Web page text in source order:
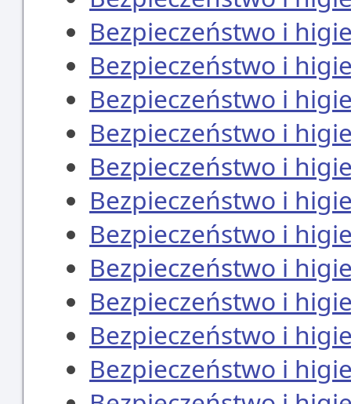
Bezpieczeństwo i
Bezpieczeństwo i
Bezpieczeństwo i
Bezpieczeństwo i
Bezpieczeństwo i
Bezpieczeństwo i
Bezpieczeństwo i
Bezpieczeństwo i
Bezpieczeństwo i
Bezpieczeństwo i
Bezpieczeństwo i